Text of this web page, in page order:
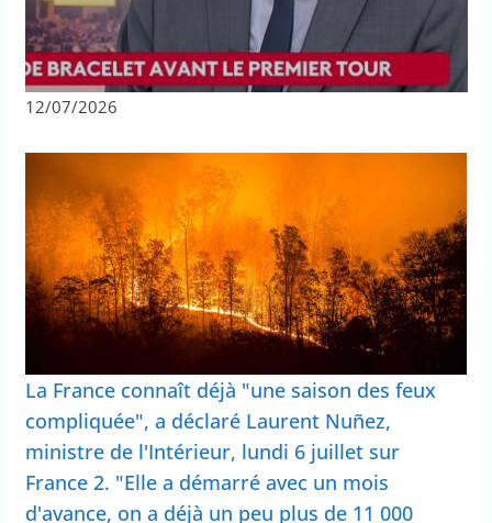
12/07/2026
La France connaît déjà "une saison des feux
compliquée", a déclaré Laurent Nuñez,
ministre de l'Intérieur, lundi 6 juillet sur
France 2. "Elle a démarré avec un mois
d'avance, on a déjà un peu plus de 11 000